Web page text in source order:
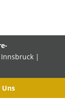
|
Uns